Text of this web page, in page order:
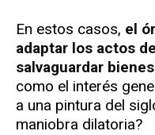
En estos casos, el
adaptar los actos
salvaguardar
como el interés
a una pintura del
maniobra dilatoria?